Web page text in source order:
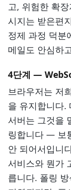
고, 위험한 확
시지는 받은편
정제 과정 덕분
메일도 안심하
4단계 —
브라우저는 저
을 유지합니다.
서버는 그것을
링합니다 — 보
안 되어서입니
서비스와 뭔가
릅니다. 폴링